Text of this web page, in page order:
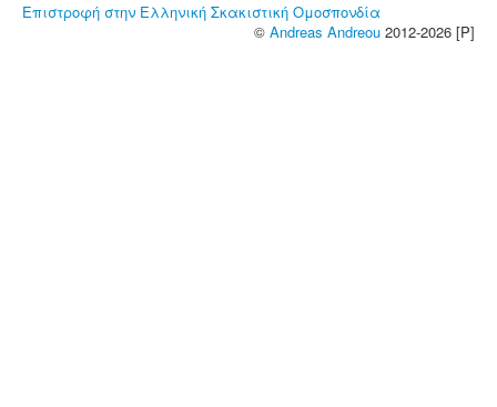
Επιστροφή στην Ελληνική Σκακιστική Ομοσπονδία
© Andreas Andreou 2012-2026 [P]